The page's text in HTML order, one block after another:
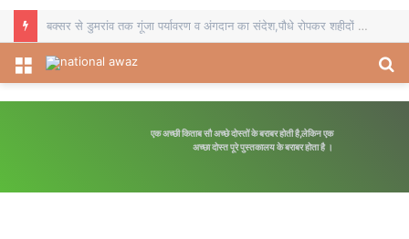
बक्सर से डुमरांव तक गूंजा पर्यावरण व अंगदान का संदेश,पौधे रोपकर शहीदों को दी श्रद्धांजलि
Menu
एक अच्छी किताब सौ अच्छे दोस्तों के बराबर होती है,लेकिन एक
अच्छा दोस्त पूरे पुस्तकालय के बराबर होता है ।